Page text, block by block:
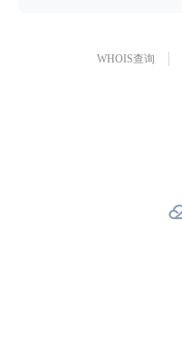
WHOIS查询